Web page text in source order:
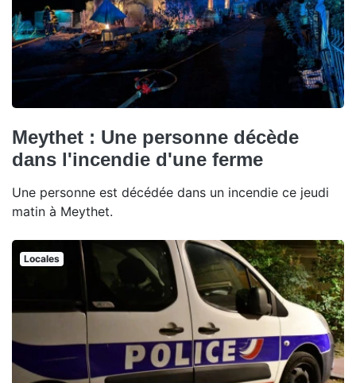
Meythet : Une personne décède
dans l'incendie d'une ferme
Une personne est décédée dans un incendie ce jeudi
matin à Meythet.
Locales